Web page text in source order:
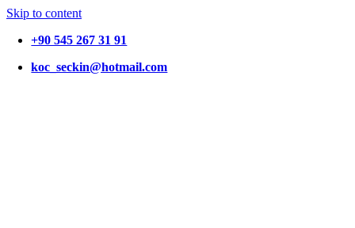
Skip to content
+90 545 267 31 91
koc_seckin@hotmail.com